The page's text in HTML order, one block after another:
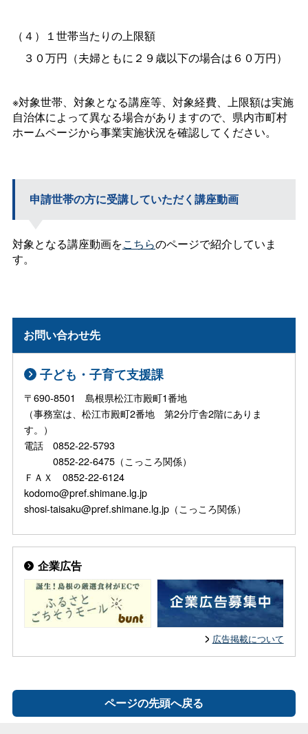
（４）１世帯当たりの上限額
３０万円（夫婦ともに２９歳以下の場合は６０万円）
※対象世帯、対象となる講座等、対象経費、上限額は実施
自治体によって異なる場合がありますので、県内市町村
ホームページから事業実施状況を確認してください。
申請世帯の方に受講していただく講座動画
対象となる講座動画をこちらのページで紹介していま
す。
お問い合わせ先
子ども・子育て支援課
〒690-8501 島根県松江市殿町1番地
（事務室は、松江市殿町2番地 第2分庁舎2階にありま
す。）
電話 0852-22-5793
0852-22-6475（こっころ関係）
ＦＡＸ 0852-22-6124
kodomo@pref.shimane.lg.jp
shosi-taisaku@pref.shimane.lg.jp（こっころ関係）
企業広告
広告掲載について
ページの先頭へ戻る